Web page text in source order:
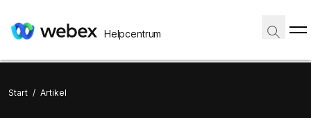
Helpcentrum
Start / Artikel